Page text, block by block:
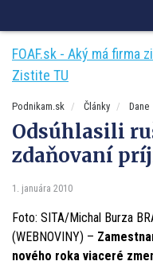
FOAF.sk - Aký má firma
Zistite TU
Podnikam.sk Články Dane
Odsúhlasili
zdaňovaní
1. januára 2010
Foto: SITA/Michal Burza
(WEBNOVINY) –
nového roka viaceré